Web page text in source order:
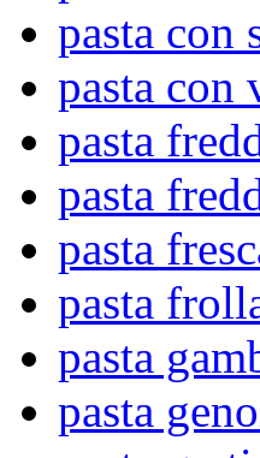
pasta con
pasta con
pasta
pasta
pasta
pasta
pasta
pasta